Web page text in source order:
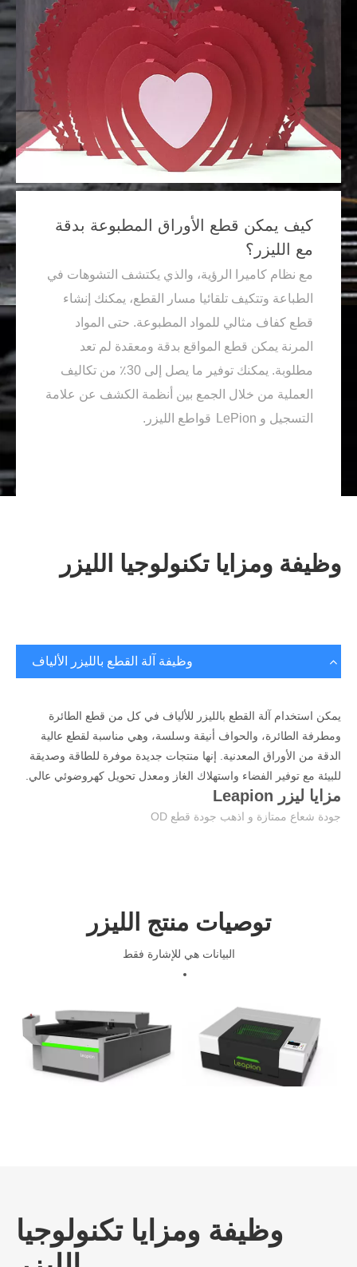
كيف يمكن قطع الأوراق المطبوعة بدقة
مع الليزر؟
مع نظام كاميرا الرؤية، والذي يكتشف التشوهات في
الطباعة وتتكيف تلقائيا مسار القطع، يمكنك إنشاء
قطع كفاف مثالي للمواد المطبوعة. حتى المواد
المرنة يمكن قطع المواقع بدقة ومعقدة لم تعد
مطلوبة. يمكنك توفير ما يصل إلى 30٪ من تكاليف
العملية من خلال الجمع بين أنظمة الكشف عن علامة
التسجيل و LePion
قواطع الليزر.
وظيفة ومزايا تكنولوجيا الليزر
وظيفة آلة القطع بالليزر الألياف
يمكن استخدام آلة القطع بالليزر للألياف في كل من قطع الطائرة
ومطرفة الطائرة، والحواف أنيقة وسلسة، وهي مناسبة لقطع عالية
الدقة من الأوراق المعدنية. إنها منتجات جديدة موفرة للطاقة وصديقة
للبيئة مع توفير الفضاء واستهلاك الغاز ومعدل تحويل كهروضوئي عالي.
مزايا ليزر Leapion
جودة شعاع ممتازة و اذهب جودة قطع OD
تصميم مغلق، آمنة والتلوث الحرة
سرعة القطع السريعة وكفاءة الإنتاج العالية
وظيفة آلة القطع بالليزر CO2
توصيات منتج الليزر
البيانات هي للإشارة فقط
وظيفة ومزايا تكنولوجيا